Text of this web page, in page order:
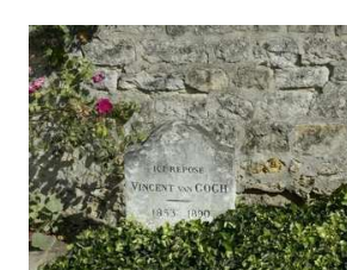
RÉSULTATS